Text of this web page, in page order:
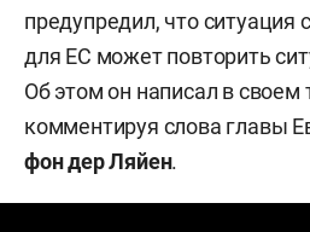
предупредил, что ситуация
для ЕС может повторить
Об этом он написал в своем
комментируя слова главы
фон дер Ляйен.